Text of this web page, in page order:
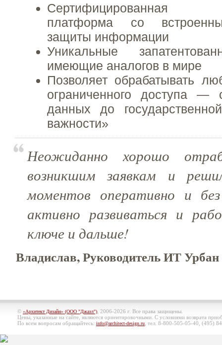
Сертифицированная
платформа со
защиты информации
Уникальные
имеющие аналогов в мире
Позволяет обрабатывать
ограниченного доступа —
данных до
важности»
Неожиданно хорошо
возникшим заявкам и
моментов оперативно и
активно развиваться и
ключе и дальше!
Владислав, Руководитель ИТ
© «Архитект Дизайн» (ООО "Джазл") , 2006-2026 г. Все права защищены.
Цены, указанные на сайте, являются ориентировочными. С условиями возврата
По всем вопросам обращайтесь: info@architect-design.ru , тел. 8-800-505-05-40, (495)